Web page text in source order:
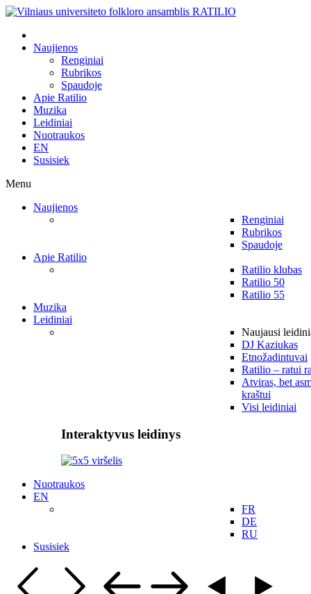
Naujienos
Renginiai
Rubrikos
Spaudoje
Apie Ratilio
Muzika
Leidiniai
Nuotraukos
EN
Susisiek
Menu
Naujienos
Renginiai
Rubrikos
Spaudoje
Apie Ratilio
Ratilio klubas
Ratilio 50
Ratilio 55
Muzika
Leidiniai
Naujausi
DJ Kaziukas
Etnožadintuvai
Ratilio – ratui
Atviras, bet
kraštui
Visi leidiniai
Interaktyvus leidinys
Nuotraukos
EN
FR
DE
RU
Susisiek